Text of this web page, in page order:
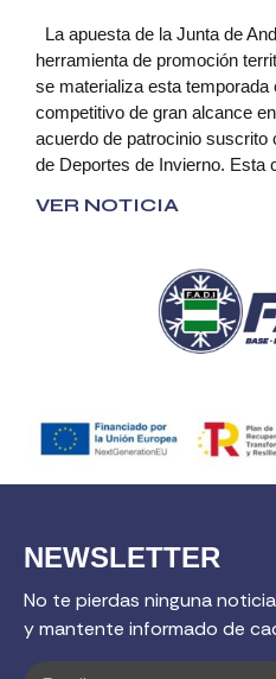
La apuesta de la Junta de
herramienta de promoción
se materializa esta temporada
competitivo de gran alcance
acuerdo de patrocinio suscrito
de Deportes de Invierno. Esta
VER NOTICIA
NEWSLETTER
No te pierdas ninguna
y mantente informado de